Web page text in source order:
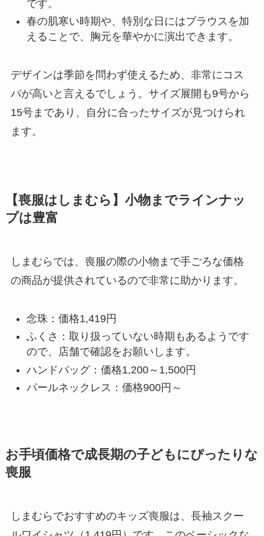
です。
春の肌寒い時期や、特別な日にはブラウスを加
えることで、胸元を華やかに演出できます。
デザインは季節を問わず使えるため、非常にコス
パが高いと言えるでしょう。サイズ展開も9号から
15号まであり、自分に合ったサイズが見つけられ
ます。
【喪服はしまむら】小物までラインナッ
プは豊富
しまむらでは、喪服の際の小物まで手ごろな価格
の商品が提供されているので非常に助かります。
念珠：価格1,419円
ふくさ：取り扱っていない時期もあるようです
ので、店舗で確認をお願いします。
ハンドバッグ：価格1,200～1,500円
パールネックレス：価格900円～
お手頃価格で成長期の子どもにぴったりな
喪服
しまむらでおすすめのキッズ喪服は、長袖スクー